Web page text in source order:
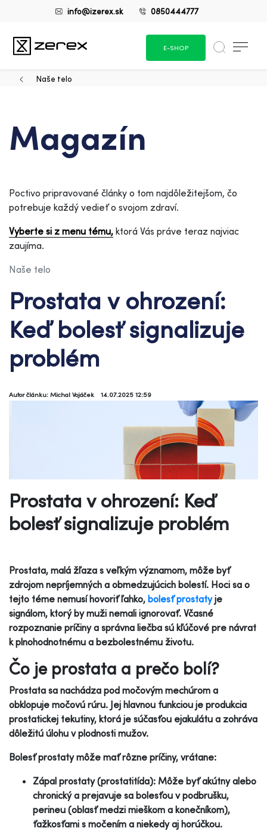
info@izerex.sk 0850444777
E-SHOP
Naše telo
Magazín
Poctivo pripravované články o tom najdôležitejšom, čo
potrebuje každý vedieť o svojom zdraví.
Vyberte si z menu tému, ktorá Vás práve teraz najviac
zaujíma.
Naše telo
Prostata v ohrození:
Keď bolesť signalizuje
problém
Autor článku: Michal Vojáček 14.07.2025 12:59
Prostata v ohrození: Keď
bolesť signalizuje problém
Prostata, malá žľaza s veľkým významom, môže byť
zdrojom nepríjemných a obmedzujúcich bolestí. Hoci sa o
tejto téme nemusí hovoriť ľahko, bolesť prostatyje
signálom, ktorý by muži nemali ignorovať. Včasné
rozpoznanie príčiny a správna liečba sú kľúčové pre návrat
k plnohodnotnému a bezbolestnému životu.
Čo je prostata a prečo bolí?
Prostata sa nachádza pod močovým mechúrom a
obklopuje močovú rúru. Jej hlavnou funkciou je produkcia
prostatickej tekutiny, ktorá je súčasťou ejakulátu a zohráva
dôležitú úlohu v plodnosti mužov.
Bolesť prostaty môže mať rôzne príčiny, vrátane:
Zápal prostaty (prostatitída): Môže byť akútny alebo
chronický a prejavuje sa bolesťou v podbrušku,
perineu (oblasť medzi mieškom a konečníkom),
ťažkosťami s močením a niekedy aj horúčkou.